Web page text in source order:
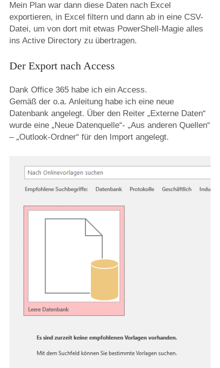
Mein Plan war dann diese Daten nach Excel
exportieren, in Excel filtern und dann ab in eine CSV-
Datei, um von dort mit etwas PowerShell-Magie alles
ins Active Directory zu übertragen.
Der Export nach Access
Dank Office 365 habe ich ein Access.
Gemäß der o.a. Anleitung habe ich eine neue
Datenbank angelegt. Über den Reiter „Externe Daten“
wurde eine „Neue Datenquelle“- „Aus anderen Quellen“
– „Outlook-Ordner“ für den Import angelegt.